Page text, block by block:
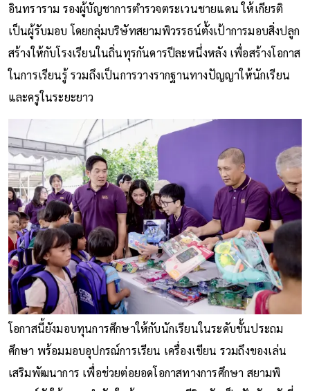
อินทราราม รองผู้บัญชาการตำรวจตระเวนชายแดน ให้เกียรติ
เป็นผู้รับมอบ โดยกลุ่มบริษัทสยามพิวรรธน์ตั้งเป้าการมอบสิ่งปลูก
สร้างให้กับโรงเรียนในถิ่นทุรกันดารปีละหนึ่งหลัง เพื่อสร้างโอกาส
ในการเรียนรู้ รวมถึงเป็นการวางรากฐานทางปัญญาให้นักเรียน
และครูในระยะยาว
โอกาสนี้ยังมอบทุนการศึกษาให้กับนักเรียนในระดับชั้นประถม
ศึกษา พร้อมมอบอุปกรณ์การเรียน เครื่องเขียน รวมถึงของเล่น
เสริมพัฒนาการ เพื่อช่วยต่อยอดโอกาสทางการศึกษา สยามพิ